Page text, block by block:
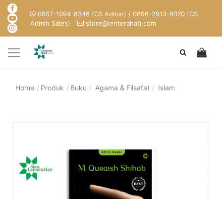
0857-1994-8346 (CS Admin) / 0896-2913-6070 (CS
Admin Sales)
store@lenterahati.com
Home Produk Buku Agama & Filsafat Islam